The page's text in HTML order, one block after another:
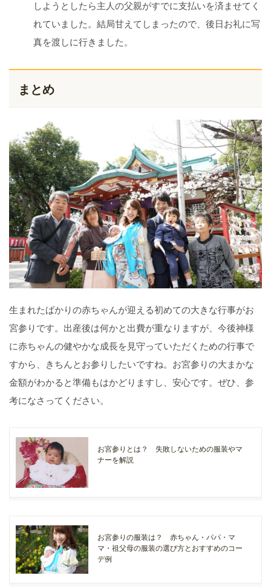
しようとしたら主人の父親がすでに支払いを済ませてく
れていました。結局甘えてしまったので、後日お礼に写
真を渡しに行きました。
まとめ
生まれたばかりの赤ちゃんが迎える初めての大きな行事がお
宮参りです。出産後は何かと出費が重なりますが、今後神様
に赤ちゃんの健やかな成長を見守っていただくための行事で
すから、きちんとお参りしたいですね。お宮参りの大まかな
金額がわかると準備もはかどりますし、安心です。ぜひ、参
考になさってください。
お宮参りとは？ 失敗しないための服装やマ
ナーを解説
お宮参りの服装は？ 赤ちゃん・パパ・マ
マ・祖父母の服装の選び方とおすすめのコー
デ例